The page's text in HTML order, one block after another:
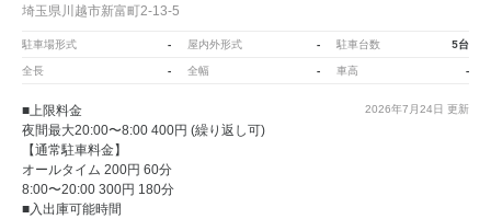
埼玉県川越市新富町2-13-5
駐車場形式 - 屋内外形式 - 駐車台数 5台
全長 - 全幅 - 車高 -
2026年7月24日 更新
■上限料金
夜間最大20:00〜8:00 400円 (繰り返し可)
【通常駐車料金】
オールタイム 200円 60分
8:00〜20:00 300円 180分
■入出庫可能時間